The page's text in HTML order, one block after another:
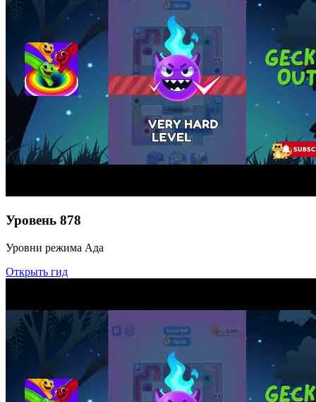
Уровень 878
Уровни режима Ада
Открыть гид